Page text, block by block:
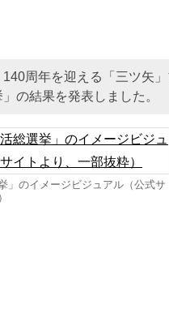
周年を迎える「三ツ矢
の結果を発表しました。
」のイメージビジュアル（公式サ